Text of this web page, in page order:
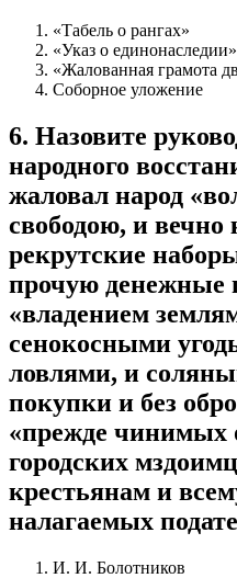
«Табель о рангах»
«Указ о единонаследии»
«Жалованная грамота
Соборное уложение
6. Назовите
народного
жаловал народ
свободою, и вечно
рекрутские
прочую денежные
«владением
сенокосными
ловлями, и
покупки и без
«прежде чинимых
городских
крестьянам и
налагаемых
И. И. Болотников